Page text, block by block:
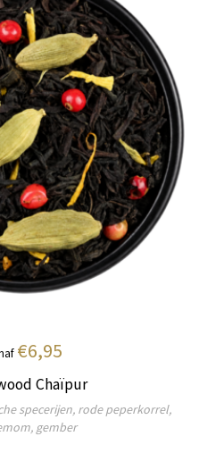
€6,95
Chaïpur
specerijen, rode peperkorrel,
gember